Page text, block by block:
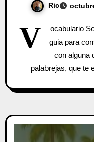
Ric
V
ocabulario
guia para
con alguna
palabrejas, que te